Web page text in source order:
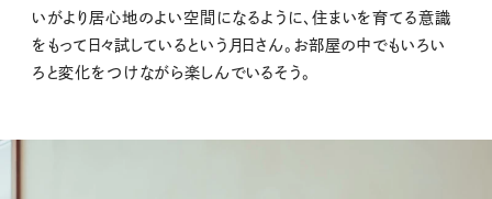
いがより居心地のよい空間になるように、住まいを育てる意識
をもって日々試しているという月日さん。お部屋の中でもいろい
ろと変化をつけながら楽しんでいるそう。